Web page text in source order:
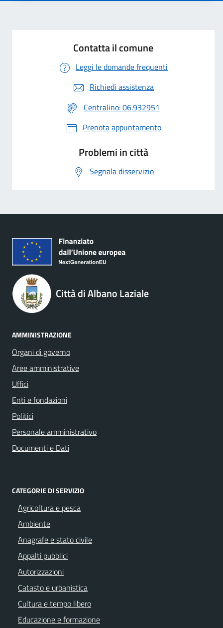
Contatta il comune
Leggi le domande frequenti
Richiedi assistenza
Centralino: 06.932951
Prenota appuntamento
Problemi in città
Segnala disservizio
Città di Albano Laziale
AMMINISTRAZIONE
Organi di governo
Aree amministrative
Uffici
Enti e fondazioni
Politici
Personale amministrativo
Documenti e Dati
CATEGORIE DI SERVIZIO
Agricoltura e pesca
Ambiente
Anagrafe e stato civile
Appalti pubblici
Autorizzazioni
Catasto e urbanistica
Cultura e tempo libero
Educazione e formazione